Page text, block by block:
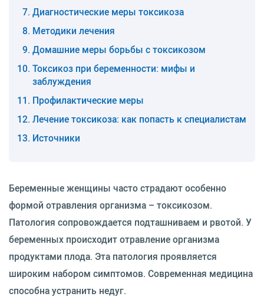
Диагностические меры токсикоза
Методики лечения
Домашние меры борьбы с токсикозом
Токсикоз при беременности: мифы и
заблуждения
Профилактические меры
Лечение токсикоза: как попасть к специалистам
Источники
Беременные женщины часто страдают особенно
формой отравления организма – токсикозом.
Патология сопровождается подташниваем и рвотой. У
беременных происходит отравление организма
продуктами плода. Эта патология проявляется
широким набором симптомов. Современная медицина
способна устранить недуг.